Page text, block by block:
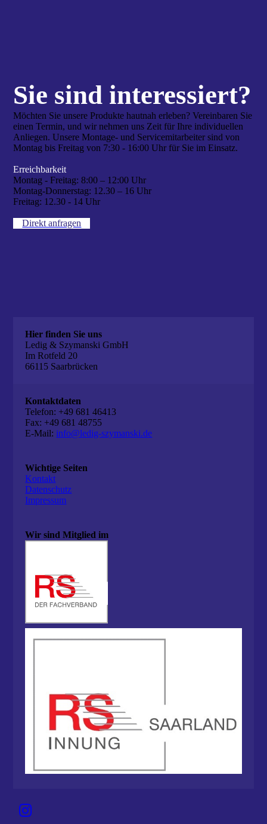
Sie sind interes­siert?
Möchten Sie unsere Produkte hautnah erleben? Vereinbaren Sie
einen Termin, und wir nehmen uns Zeit für Ihre individuellen
Anliegen. Unsere Montage- und Servicemitarbeiter sind von
Montag bis Freitag von 7:30 - 16:00 Uhr für Sie im Einsatz.
Erreichbarkeit
Montag - Freitag: 8:00 – 12:00 Uhr
Montag-Donnerstag: 12.30 – 16 Uhr
Freitag: 12.30 - 14 Uhr
Direkt anfragen
Hier finden Sie uns
Ledig & Szymanski GmbH
Im Rotfeld 20
66115 Saarbrücken
Kontaktdaten
Telefon: +49 681 46413
Fax: +49 681 48755
E-Mail: info@ledig-szymanski.de
Wichtige Seiten
Kontakt
Datenschutz
Impressum
Wir sind Mitglied im